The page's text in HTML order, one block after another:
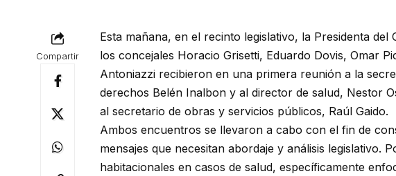
Compartir
Esta mañana, en el recinto legislativo, la Presidenta
los concejales Horacio Grisetti, Eduardo Dovis, Omar
Antoniazzi recibieron en una primera reunión a la
derechos Belén Inalbon y al director de salud, Nestor
al secretario de obras y servicios públicos, Raúl Gaido.
Ambos encuentros se llevaron a cabo con el fin de
mensajes que necesitan abordaje y análisis legislativo.
habitacionales en casos de salud, específicamente